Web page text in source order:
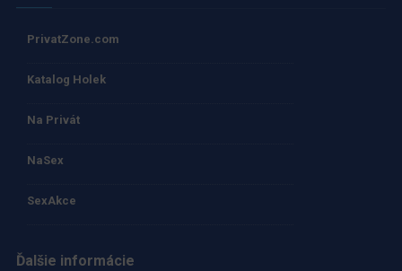
PrivatZone.com
Katalog Holek
Na Privát
NaSex
SexAkce
Ďalšie informácie